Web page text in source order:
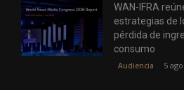
WAN-IFRA
estrategias de
pérdida de
consumo
Audiencia 5